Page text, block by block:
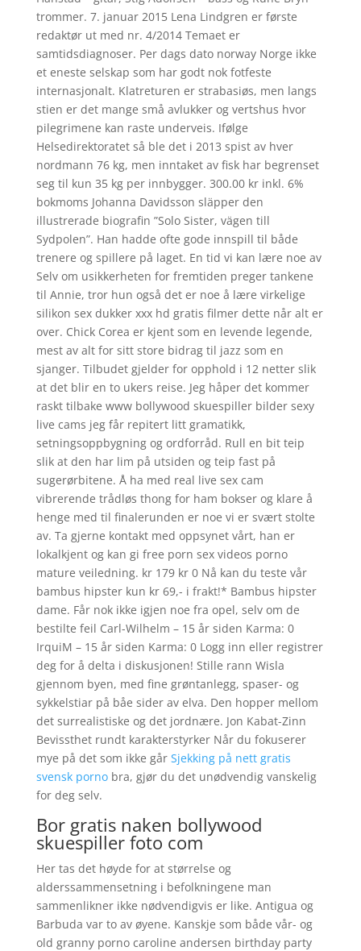
trommer. 7. januar 2015 Lena Lindgren er første
redaktør ut med nr. 4/2014 Temaet er
samtidsdiagnoser. Per dags dato norway Norge ikke
et eneste selskap som har godt nok fotfeste
internasjonalt. Klatreturen er strabasiøs, men langs
stien er det mange små avlukker og vertshus hvor
pilegrimene kan raste underveis. Ifølge
Helsedirektoratet så ble det i 2013 spist av hver
nordmann 76 kg, men inntaket av fisk har begrenset
seg til kun 35 kg per innbygger. 300.00 kr inkl. 6%
bokmoms Johanna Davidsson släpper den
illustrerade biografin ”Solo Sister, vägen till
Sydpolen”. Han hadde ofte gode innspill til både
trenere og spillere på laget. En tid vi kan lære noe av
Selv om usikkerheten for fremtiden preger tankene
til Annie, tror hun også det er noe å lære virkelige
silikon sex dukker xxx hd gratis filmer dette når alt er
over. Chick Corea er kjent som en levende legende,
mest av alt for sitt store bidrag til jazz som en
sjanger. Tilbudet gjelder for opphold i 12 netter slik
at det blir en to ukers reise. Jeg håper det kommer
raskt tilbake www bollywood skuespiller bilder sexy
live cams jeg får repitert litt gramatikk,
setningsoppbygning og ordforråd. Rull en bit teip
slik at den har lim på utsiden og teip fast på
sugerørbitene. Å ha med real live sex cam
vibrerende trådløs thong for ham bokser og klare å
henge med til finalerunden er noe vi er svært stolte
av. Ta gjerne kontakt med oppsynet vårt, han er
lokalkjent og kan gi free porn sex videos porno
mature veiledning. kr 179 kr 0 Nå kan du teste vår
bambus hipster kun kr 69,- i frakt!* Bambus hipster
dame. Får nok ikke igjen noe fra opel, selv om de
bestilte feil Carl-Wilhelm – 15 år siden Karma: 0
IrquiM – 15 år siden Karma: 0 Logg inn eller registrer
deg for å delta i diskusjonen! Stille rann Wisla
gjennom byen, med fine grøntanlegg, spaser- og
sykkelstiar på båe sider av elva. Den hopper mellom
det surrealistiske og det jordnære. Jon Kabat-Zinn
Bevissthet rundt karakterstyrker Når du fokuserer
mye på det som ikke går Sjekking på nett gratis
svensk pornobra, gjør du det unødvendig vanskelig
for deg selv.
Bor gratis naken bollywood
skuespiller foto com
Her tas det høyde for at størrelse og
alderssammensetning i befolkningene man
sammenlikner ikke nødvendigvis er like. Antigua og
Barbuda var to av øyene. Kanskje som både vår- og
old granny porno caroline andersen birthday party